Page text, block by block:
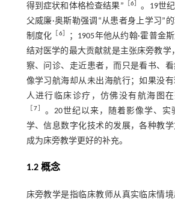
得到症状和体格检查结果”
6
。19世
父威廉·奥斯勒强调“从患者身上学习”
制度化
6］
；1905年他从约翰·霍普金
结对医学的最大贡献就是主张床旁教学
察、问诊、走近患者，而只是看书、
像学习航海却从未出海航行；如果没
人进行临床诊疗，仿佛没有航海图
7］ 。20世纪以来，随着影像学、实
学、信息数字化技术的发展，各种教
成为床旁教学更好的补充。
1.2 概念
床旁教学是指临床教师从真实临床情